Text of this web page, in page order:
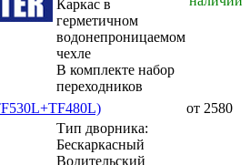
Каркас в
герметичном
водонепроницаемом
чехле
В комплекте набор
переходников
от 2580
Тип дворника:
Бескаркасный
Водительский